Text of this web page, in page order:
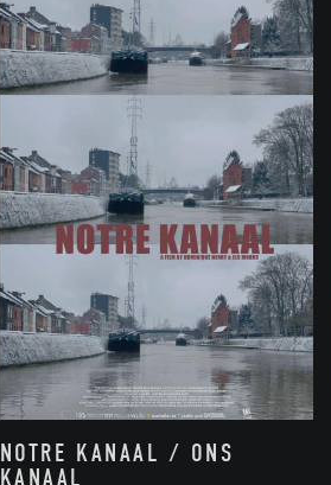
NOTRE KANAAL / ONS
KANAAL